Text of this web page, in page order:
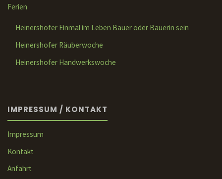
Ferien
Heinershofer Einmal im Leben Bauer oder Bäuerin sein
Heinershofer Räuberwoche
Heinershofer Handwerkswoche
IMPRESSUM / KONTAKT
Impressum
Kontakt
Anfahrt